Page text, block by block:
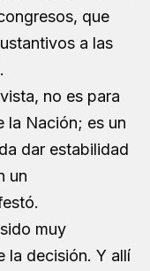
que
a las
no es para
la Nación; es un
dar estabilidad
un
muy
la decisión. Y allí